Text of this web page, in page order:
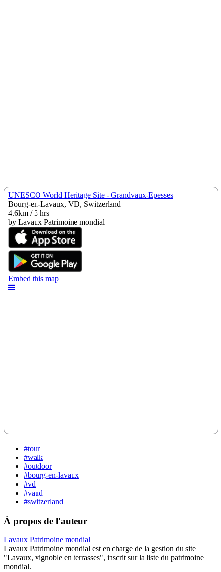
#tour
#walk
#outdoor
#bourg-en-lavaux
#vd
#vaud
#switzerland
À propos de l'auteur
Lavaux Patrimoine mondial
Lavaux Patrimoine mondial est en charge de la gestion du site
"Lavaux, vignoble en terrasses", inscrit sur la liste du patrimoine
mondial.